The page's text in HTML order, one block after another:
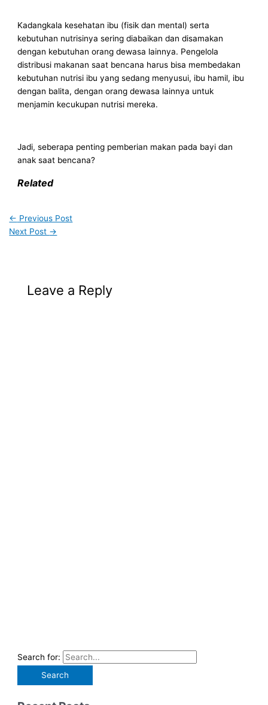
Kadangkala kesehatan ibu (fisik dan mental) serta
kebutuhan nutrisinya sering diabaikan dan disamakan
dengan kebutuhan orang dewasa lainnya. Pengelola
distribusi makanan saat bencana harus bisa membedakan
kebutuhan nutrisi ibu yang sedang menyusui, ibu hamil, ibu
dengan balita, dengan orang dewasa lainnya untuk
menjamin kecukupan nutrisi mereka.
Jadi, seberapa penting pemberian makan pada bayi dan
anak saat bencana?
Related
← Previous Post
Next Post →
Leave a Reply
Search for: